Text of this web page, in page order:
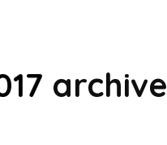
archive